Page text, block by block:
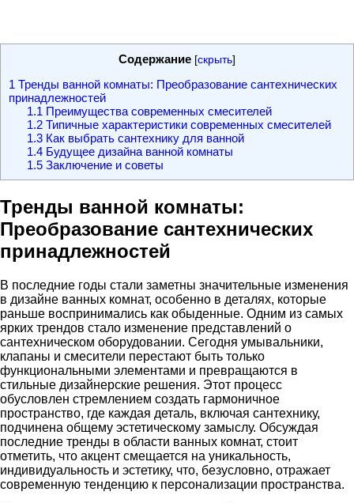
Содержание [скрыть]
1 Тренды ванной комнаты: Преобразование сантехнических
принадлежностей
1.1 Преимущества современных смесителей
1.2Типичные характеристики современных смесителей
1.3Как выбрать сантехнику для ванной
1.4Будущее дизайна ванной комнаты
1.5Заключение и советы
Тренды ванной комнаты:
Преобразование сантехнических
принадлежностей
В последние годы стали заметны значительные изменения
в дизайне ванных комнат, особенно в деталях, которые
раньше воспринимались как обыденные. Одним из самых
ярких трендов стало изменение представлений о
сантехническом оборудовании. Сегодня умывальники,
клапаны и смесители перестают быть только
функциональными элементами и превращаются в
стильные дизайнерские решения. Этот процесс
обусловлен стремлением создать гармоничное
пространство, где каждая деталь, включая сантехнику,
подчинена общему эстетическому замыслу. Обсуждая
последние тренды в области ванных комнат, стоит
отметить, что акцент смещается на уникальность,
индивидуальность и эстетику, что, безусловно, отражает
современную тенденцию к персонализации пространства.